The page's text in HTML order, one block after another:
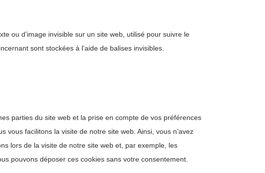
ou d’image invisible sur un site web, utilisé pour suivre le
sont stockées à l’aide de balises invisibles.
parties du site web et la prise en compte de vos préférences
vous facilitons la visite de notre site web. Ainsi, vous n’avez
lors de la visite de notre site web et, par exemple, les
pouvons déposer ces cookies sans votre consentement.